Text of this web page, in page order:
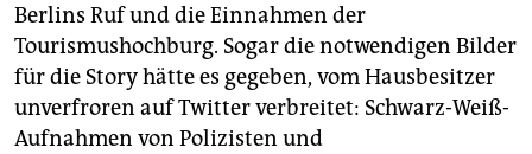
Berlins Ruf und die Ein­nahmen der
Tourismushoch­burg. Sogar die notwendigen Bilder
für die Story hätte es gegeben, vom Hausbesitzer
unverfroren auf Twitter verbreitet: Schwarz-Weiß-
Aufnahmen von Polizisten und